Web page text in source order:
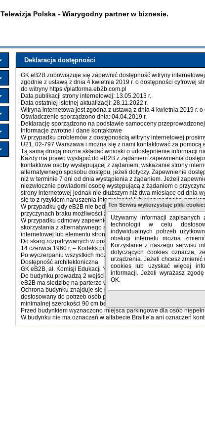
Telewizja Polska - Wiarygodny partner w biznesie.
Deklaracja dostępności
GK eB2B zobowiązuje się zapewnić dostępność witryny internetowej
zgodnie z ustawą z dnia 4 kwietnia 2019 r. o dostępności cyfrowej
do witryny https://platforma.eb2b.com.pl
Data publikacji strony internetowej: 13.05.2013 r.
Data ostatniej istotnej aktualizacji: 28.11.2022 r.
Witryna internetowa jest zgodna z ustawą z dnia 4 kwietnia 2019 r.
Oświadczenie sporządzono dnia: 04.04.2019 r.
Deklarację sporządzono na podstawie samooceny
Informacje zwrotne i dane kontaktowe
W przypadku problemów z dostępnością witryny internetowej
U21, 02-797 Warszawa i można się z nami kontaktować za pomocą
Tą samą drogą można składać wnioski o udostępnienie informacji
Każdy ma prawo wystąpić do eB2B z żądaniem zapewnienia
kontaktowe osoby występującej z żądaniem, wskazanie strony
alternatywnego sposobu dostępu, jeżeli dotyczy. Zapewnienie
niż w terminie 7 dni od dnia wystąpienia z żądaniem. Jeżeli
niezwłocznie powiadomi osobę występującą z żądaniem o
strony internetowej jednak nie dłuższym niż dwa miesiące od dnia
się to z ryzykiem naruszenia integralności lub wiarygodności
W przypadku gdy eB2B nie będzie w stanie zapewnić dostępności
przyczynach braku możliwości zapewnienia dostępności cyfrowej
W przypadku odmowy zapewnienia dostępności cyfrowej witryny
skorzystania z alternatywnego sposobu dostępu przez osobę
internetowej lub elementu strony internetowej.
Do skarg rozpatrywanych w postępowaniach w sprawie
14 czerwca 1960 r. – Kodeks postępowania administracyjnego (Dz.
Po wyczerpaniu wszystkich możliwości skargę można przesłać
Dostępność architektoniczna
GK eB2B, al. Komisji Edukacji Narodowej 51 lok. U21, 02-797
Do budynku prowadzą 2 wejścia od al. Komisji Edukacji Narodowej
eB2B ma siedzibę na parterze w budynku 6 piętrowym.
Ochrona budynku znajduje się po prawej stronie od ulicy al.
dostosowany do potrzeb osób poruszających się na wózkach
minimalnej szerokości 90 cm bez progów.
Przed budynkiem wyznaczono miejsca parkingowe dla osób
W budynku nie ma oznaczeń w alfabecie Braille’a ani oznaczeń
Ten Serwis wykorzystuje pliki
Używamy informacji
technologii w celu
indywidualnych potrzeb
obsługi internetu można
Korzystanie z naszego serwisu
dotyczących cookies oznacza,
urządzenia. Jeżeli chcesz
cookies lub uzyskać więcej
informacji. Jeżeli wyrażasz
OK.